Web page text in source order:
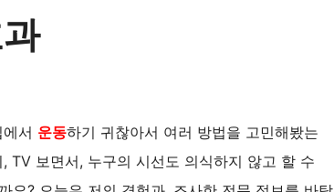
서 운동하기 귀찮아서 여러 방법을 고민해봤는
TV 보면서, 누구의 시선도 의식하지 않고 할 수